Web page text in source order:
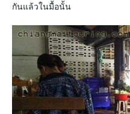
กันแล้วในมื้อนั้น